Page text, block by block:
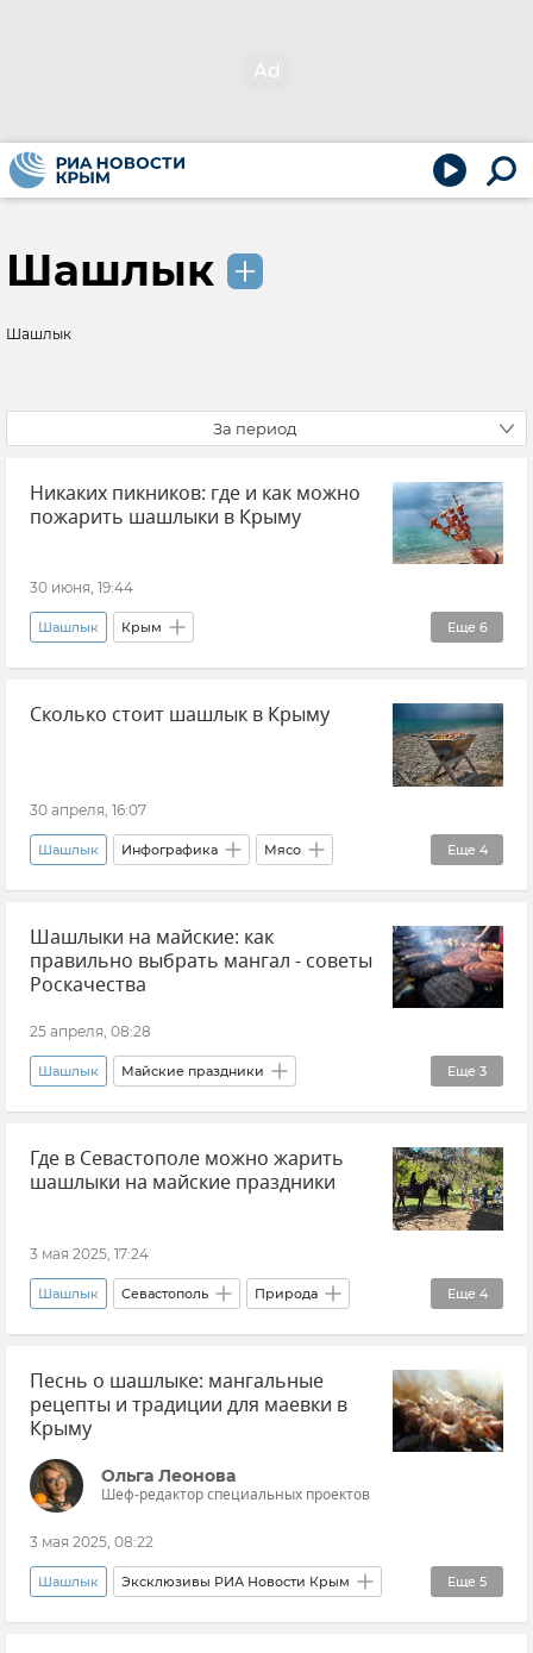
Шашлык
Шашлык
За период
Никаких пикников: где и как можно
пожарить шашлыки в Крыму
30 июня, 19:44
Еще 6
Шашлык Крым
Пожароопасный сезон в Крыму
Пожароопасный сезон Игорь Скуртул
Сколько стоит шашлык в Крыму
30 апреля, 16:07
Еще 4
Шашлык Инфографика Мясо
Цены на мясо в Крыму Майские праздники
Крым Новости Крыма
Шашлыки на майские: как
правильно выбрать мангал - советы
Роскачества
25 апреля, 08:28
Еще 3
Шашлык Майские праздники
Роскачество Совет эксперта Новости
Где в Севастополе можно жарить
шашлыки на майские праздники
3 мая 2025, 17:24
Еще 4
Шашлык Севастополь Природа
Леса Крыма Общество Отдых в Крыму
Новости Севастополя
Песнь о шашлыке: мангальные
рецепты и традиции для маевки в
Крыму
Ольга Леонова
Шеф-редактор специальных проектов
3 мая 2025, 08:22
Еще 5
Шашлык Эксклюзивы РИА Новости Крым
Крым Рецепты Отдых